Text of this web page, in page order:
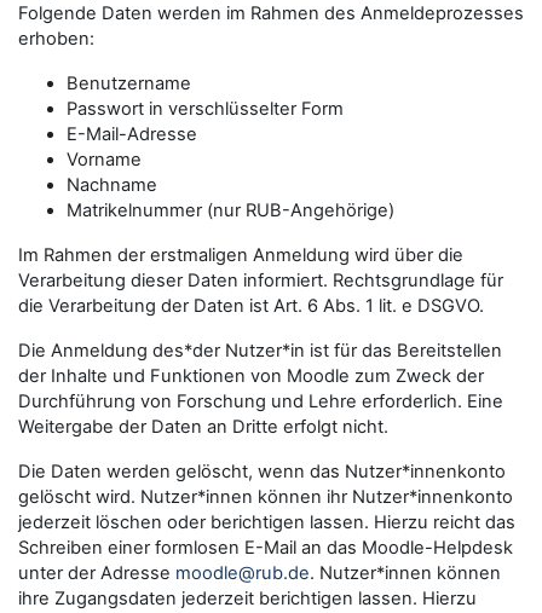
Folgende Daten werden im Rahmen des Anmeldeprozesses
erhoben:
Benutzername
Passwort in verschlüsselter Form
E-Mail-Adresse
Vorname
Nachname
Matrikelnummer (nur RUB-Angehörige)
Im Rahmen der erstmaligen Anmeldung wird über die
Verarbeitung dieser Daten informiert. Rechtsgrundlage für
die Verarbeitung der Daten ist Art. 6 Abs. 1 lit. e DSGVO.
Die Anmeldung des*der Nutzer*in ist für das Bereitstellen
der Inhalte und Funktionen von Moodle zum Zweck der
Durchführung von Forschung und Lehre erforderlich. Eine
Weitergabe der Daten an Dritte erfolgt nicht.
Die Daten werden gelöscht, wenn das Nutzer*innenkonto
gelöscht wird. Nutzer*innen können ihr Nutzer*innenkonto
jederzeit löschen oder berichtigen lassen. Hierzu reicht das
Schreiben einer formlosen E-Mail an das Moodle-Helpdesk
unter der Adresse moodle@rub.de. Nutzer*innen können
ihre Zugangsdaten jederzeit berichtigen lassen. Hierzu